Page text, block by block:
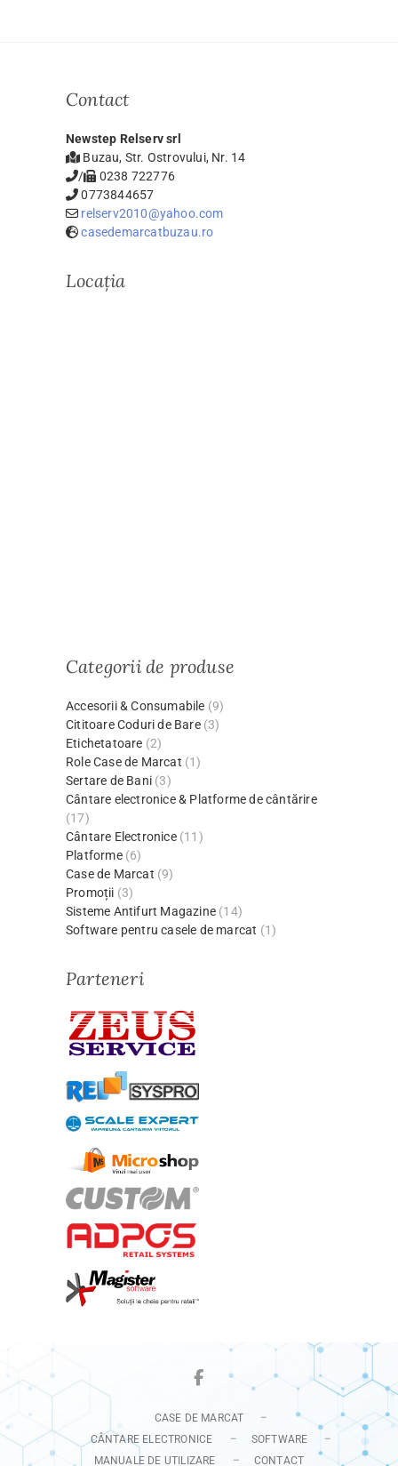
Contact
Newstep Relserv srl
Buzau, Str. Ostrovului, Nr. 14
/
0238 722776
0773844657
relserv2010@yahoo.com
casedemarcatbuzau.ro
Locația
Categorii de produse
Accesorii & Consumabile (9)
Cititoare Coduri de Bare (3)
Etichetatoare (2)
Role Case de Marcat (1)
Sertare de Bani (3)
Cântare electronice & Platforme de cântărire
(17)
Cântare Electronice (11)
Platforme (6)
Case de Marcat (9)
Promoții (3)
Sisteme Antifurt Magazine (14)
Software pentru casele de marcat (1)
Parteneri
Facebook
CASE DE MARCAT
CÂNTARE ELECTRONICE
SOFTWARE
MANUALE DE UTILIZARE
CONTACT